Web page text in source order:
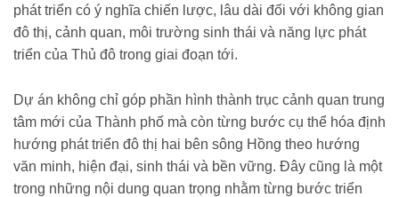
phát triển có ý nghĩa chiến lược, lâu dài đối với không gian
đô thị, cảnh quan, môi trường sinh thái và năng lực phát
triển của Thủ đô trong giai đoạn tới.
Dự án không chỉ góp phần hình thành trục cảnh quan trung
tâm mới của Thành phố mà còn từng bước cụ thể hóa định
hướng phát triển đô thị hai bên sông Hồng theo hướng
văn minh, hiện đại, sinh thái và bền vững. Đây cũng là một
trong những nội dung quan trọng nhằm từng bước triển